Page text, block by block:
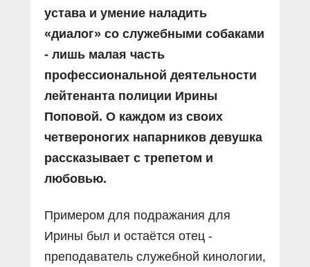
устава и умение наладить
«диалог» со служебными собаками
- лишь малая часть
профессиональной деятельности
лейтенанта полиции Ирины
Поповой. О каждом из своих
четвероногих напарников девушка
рассказывает с трепетом и
любовью.
Примером для подражания для
Ирины был и остаётся отец -
преподаватель служебной кинологии,